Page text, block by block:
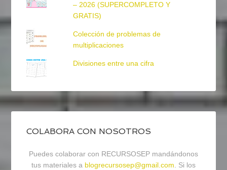
– 2026 (SUPERCOMPLETO Y
GRATIS)
Colección de problemas de
multiplicaciones
Divisiones entre una cifra
COLABORA CON NOSOTROS
Puedes colaborar con RECURSOSEP mandándonos
tus materiales a blogrecursosep@gmail.com. Si los